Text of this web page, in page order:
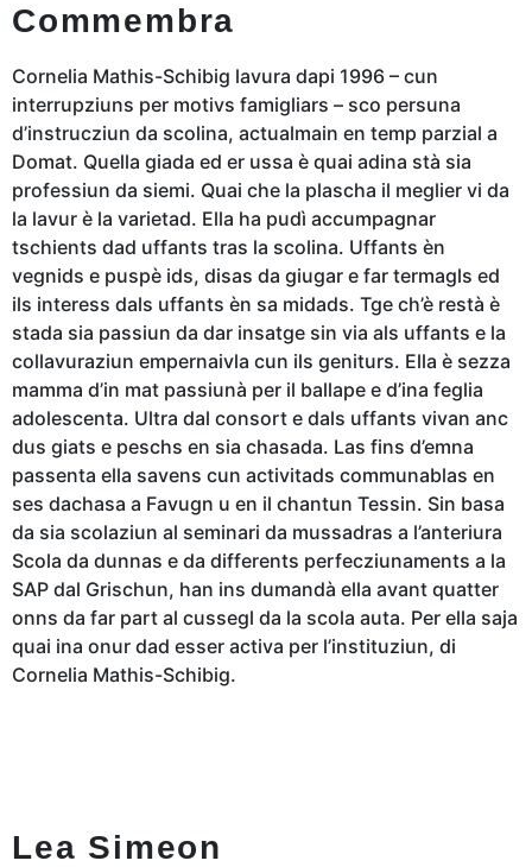
Commembra
Cornelia Mathis-Schibig lavura dapi 1996 – cun
interrupziuns per motivs famigliars – sco persuna
d’instrucziun da scolina, actualmain en temp parzial a
Domat. Quella giada ed er ussa è quai adina stà sia
professiun da siemi. Quai che la plascha il meglier vi da
la lavur è la varietad. Ella ha pudì accumpagnar
tschients dad uffants tras la scolina. Uffants èn
vegnids e puspè ids, disas da giugar e far termagls ed
ils interess dals uffants èn sa midads. Tge ch’è restà è
stada sia passiun da dar insatge sin via als uffants e la
collavuraziun empernaivla cun ils geniturs. Ella è sezza
mamma d’in mat passiunà per il ballape e d’ina feglia
adolescenta. Ultra dal consort e dals uffants vivan anc
dus giats e peschs en sia chasada. Las fins d’emna
passenta ella savens cun activitads communablas en
ses dachasa a Favugn u en il chantun Tessin. Sin basa
da sia scolaziun al seminari da mussadras a l’anteriura
Scola da dunnas e da differents perfecziunaments a la
SAP dal Grischun, han ins dumandà ella avant quatter
onns da far part al cussegl da la scola auta. Per ella saja
quai ina onur dad esser activa per l’instituziun, di
Cornelia Mathis-Schibig.
Lea Simeon